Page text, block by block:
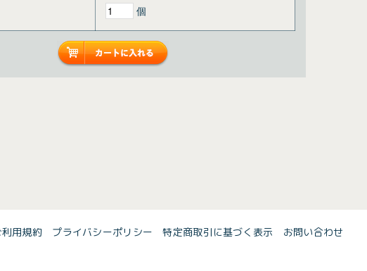
個
利用規約 プライバシーポリシー 特定商取引に基づく表示 お問い合わせ